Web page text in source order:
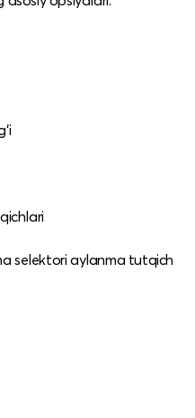
selektori aylanma tutqich